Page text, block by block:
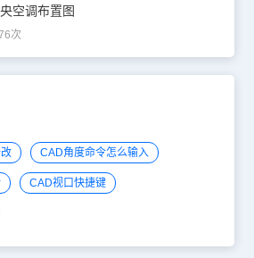
空调布置图
次
CAD角度命令怎么输入
CAD视口快捷键